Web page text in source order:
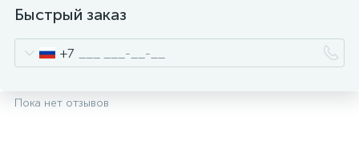
Быстрый заказ
+7
Пока нет отзывов